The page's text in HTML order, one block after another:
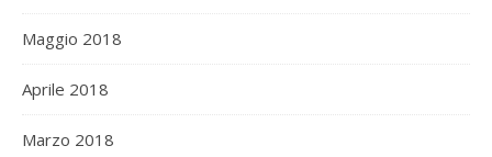
Maggio 2018
Aprile 2018
Marzo 2018